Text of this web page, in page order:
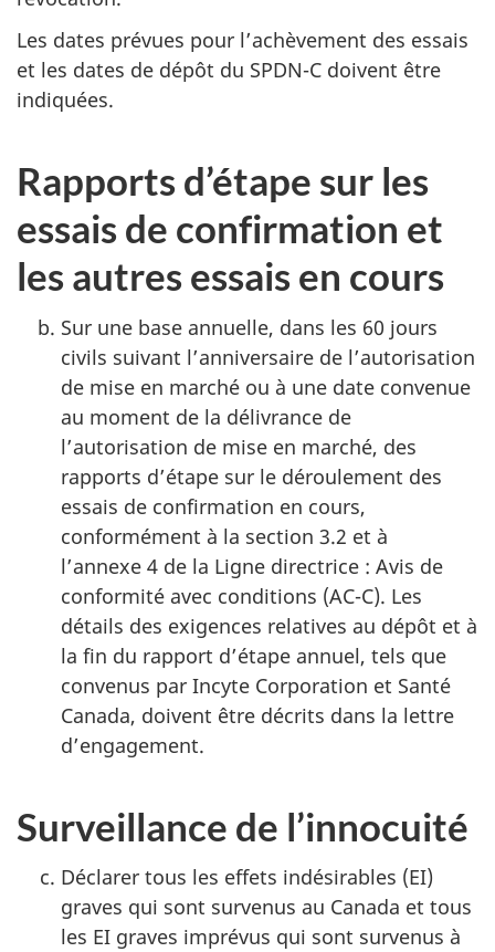
Les dates prévues pour l’achèvement des essais
et les dates de dépôt du SPDN-C doivent être
indiquées.
Rapports d’étape sur les
essais de confirmation et
les autres essais en cours
Sur une base annuelle, dans les 60 jours
civils suivant l’anniversaire de l’autorisation
de mise en marché ou à une date convenue
au moment de la délivrance de
l’autorisation de mise en marché, des
rapports d’étape sur le déroulement des
essais de confirmation en cours,
conformément à la section 3.2 et à
l’annexe 4 de la Ligne directrice : Avis de
conformité avec conditions (AC-C). Les
détails des exigences relatives au dépôt et à
la fin du rapport d’étape annuel, tels que
convenus par Incyte Corporation et Santé
Canada, doivent être décrits dans la lettre
d’engagement.
Surveillance de l’innocuité
Déclarer tous les effets indésirables (EI)
graves qui sont survenus au Canada et tous
les EI graves imprévus qui sont survenus à